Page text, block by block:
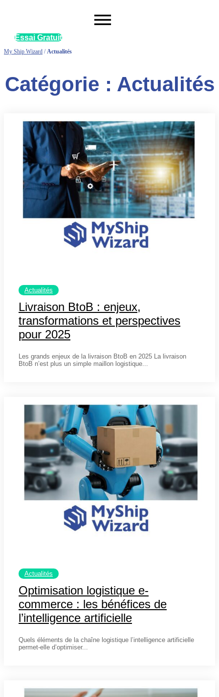
Essai Gratuit
My Ship Wizard /Actualités
Catégorie : Actualités
Actualités
Livraison BtoB : enjeux,
transformations et perspectives
pour 2025
Les grands enjeux de la livraison BtoB en 2025 La livraison
BtoB n’est plus un simple maillon logistique...
Actualités
Optimisation logistique e-
commerce : les bénéfices de
l’intelligence artificielle
Quels éléments de la chaîne logistique l’intelligence artificielle
permet-elle d’optimiser...